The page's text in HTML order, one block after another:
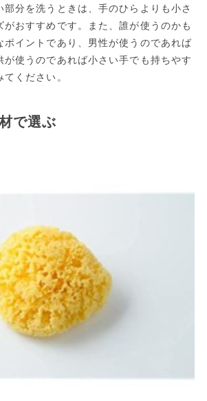
部分を洗うときは、手のひらよりも小さ
がおすすめです。また、誰が使うのかも
ポイントであり、男性が使うのであれば
が使うのであれば小さい手でも持ちやす
ください。
で選ぶ